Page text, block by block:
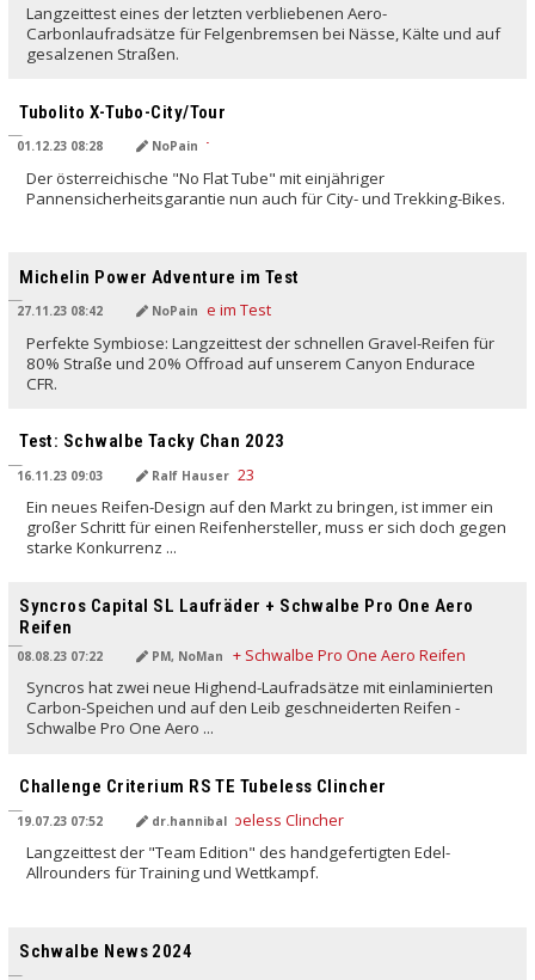
Langzeittest eines der letzten verbliebenen Aero-
Carbonlaufradsätze für Felgenbremsen bei Nässe, Kälte und auf
gesalzenen Straßen.
Tubolito X-Tubo-City/Tour
01.12.23 08:28 NoPain
Der österreichische "No Flat Tube" mit einjähriger
Pannensicherheitsgarantie nun auch für City- und Trekking-Bikes.
Michelin Power Adventure im Test
27.11.23 08:42 NoPain
Perfekte Symbiose: Langzeittest der schnellen Gravel-Reifen für
80% Straße und 20% Offroad auf unserem Canyon Endurace
CFR.
Test: Schwalbe Tacky Chan 2023
16.11.23 09:03 Ralf Hauser
Ein neues Reifen-Design auf den Markt zu bringen, ist immer ein
großer Schritt für einen Reifenhersteller, muss er sich doch gegen
starke Konkurrenz ...
Syncros Capital SL Laufräder + Schwalbe Pro One Aero
Reifen
08.08.23 07:22 PM, NoMan
Syncros hat zwei neue Highend-Laufradsätze mit einlaminierten
Carbon-Speichen und auf den Leib geschneiderten Reifen -
Schwalbe Pro One Aero ...
Challenge Criterium RS TE Tubeless Clincher
19.07.23 07:52 dr.hannibal
Langzeittest der "Team Edition" des handgefertigten Edel-
Allrounders für Training und Wettkampf.
Schwalbe News 2024